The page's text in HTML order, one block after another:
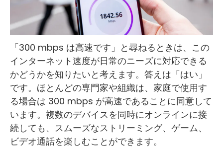
「300 mbps は高速です」と尋ねるときは、この
インターネット速度が日常のニーズに対応できる
かどうかを知りたいと考えます。答えは「はい」
です。ほとんどの専門家や組織は、家庭で使用す
る場合は 300 mbps が高速であることに同意して
います。複数のデバイスを同時にオンラインに接
続しても、スムーズなストリーミング、ゲーム、
ビデオ通話を楽しむことができます。